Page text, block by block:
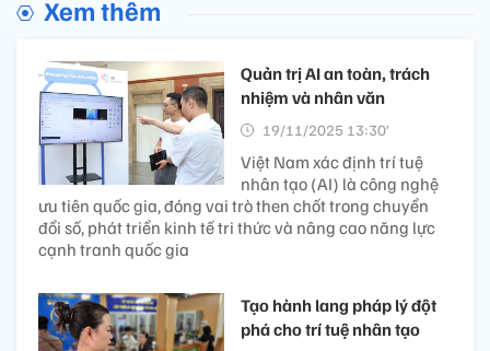
Xem thêm
Quản trị AI an toàn, trách
nhiệm và nhân văn
19/11/2025 13:30’
Việt Nam xác định trí tuệ
nhân tạo (AI) là công nghệ
ưu tiên quốc gia, đóng vai trò then chốt trong chuyển
đổi số, phát triển kinh tế tri thức và nâng cao năng lực
cạnh tranh quốc gia
Tạo hành lang pháp lý đột
phá cho trí tuệ nhân tạo